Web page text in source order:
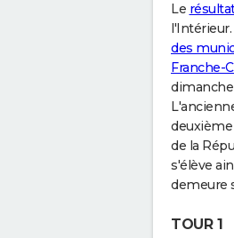
Le
des
Franche-
dimanche
deuxième
de la
s'élève
demeure
TOUR 1